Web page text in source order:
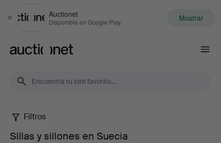
Cerrar
Auctionet
Disponible en Google Play Mostrar
Sillas
Filtros
Sillas y sillones en Suecia